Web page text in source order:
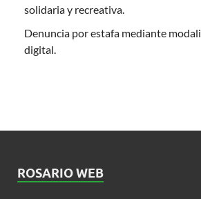
solidaria y recreativa.
Denuncia por estafa mediante
digital.
ROSARIO WEB